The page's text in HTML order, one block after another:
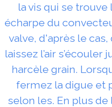
la vis qui se
écharpe du
valve, d'après le
laissez l’air s’écouler
harcèle grain.
fermez la digue et
selon les. En plus de